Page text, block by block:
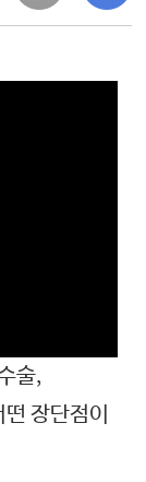
술,
장단점이